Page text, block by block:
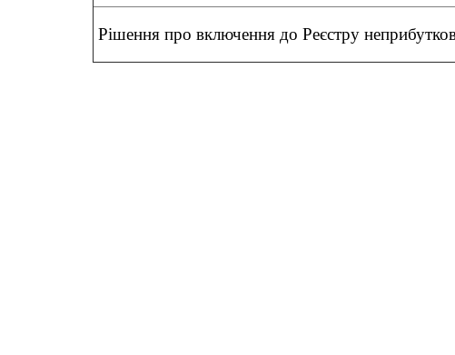
Рішення про включення до Реєстру